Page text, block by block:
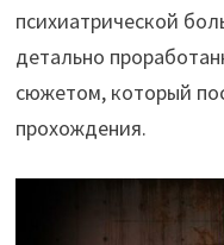
психиатрической
детально
сюжетом, который
прохождения.